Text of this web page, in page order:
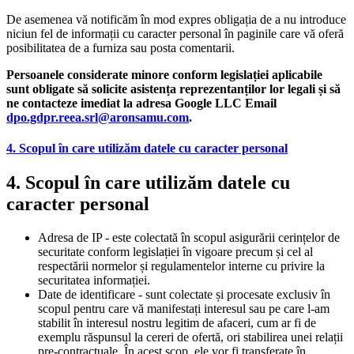
De asemenea vă notificăm în mod expres obligația de a nu introduce
niciun fel de informații cu caracter personal în paginile care vă oferă
posibilitatea de a furniza sau posta comentarii.
Persoanele considerate minore conform legislației aplicabile
sunt obligate să solicite asistența reprezentanților lor legali și să
ne contacteze imediat la adresa Google LLC Email
dpo.gdpr.reea.srl@aronsamu.com.
4. Scopul în care utilizăm datele cu caracter personal
4. Scopul în care utilizăm datele cu
caracter personal
Adresa de IP - este colectată în scopul asigurării cerințelor de
securitate conform legislației în vigoare precum și cel al
respectării normelor și regulamentelor interne cu privire la
securitatea informației.
Date de identificare - sunt colectate și procesate exclusiv în
scopul pentru care vă manifestați interesul sau pe care l-am
stabilit în interesul nostru legitim de afaceri, cum ar fi de
exemplu răspunsul la cereri de ofertă, ori stabilirea unei relații